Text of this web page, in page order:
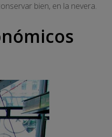
bien, en la nevera.